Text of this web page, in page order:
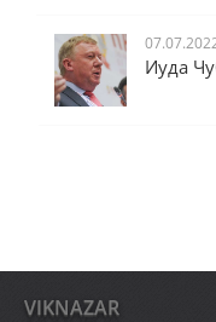
Иуда
VIKNAZAR